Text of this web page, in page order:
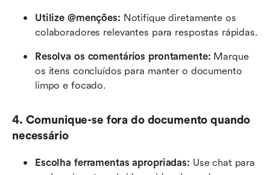
Utilize @menções: Notifique diretamente os
colaboradores relevantes para respostas rápidas.
Resolva os comentários prontamente: Marque
os itens concluídos para manter o documento
limpo e focado.
4. Comunique-se fora do documento quando
necessário
Escolha ferramentas apropriadas: Use chat para